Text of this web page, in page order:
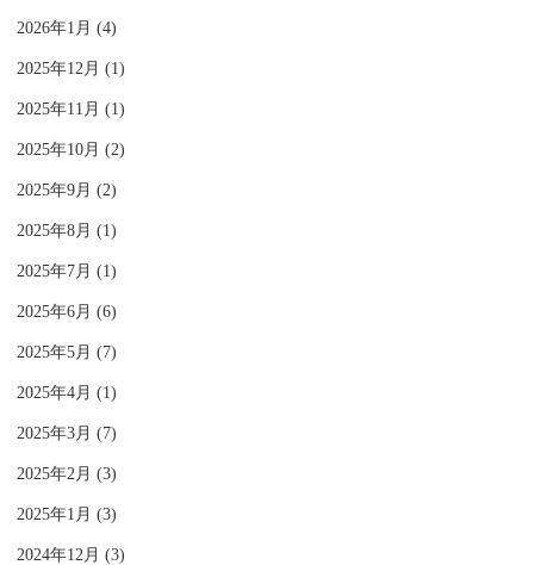
2026年1月 (4)
2025年12月 (1)
2025年11月 (1)
2025年10月 (2)
2025年9月 (2)
2025年8月 (1)
2025年7月 (1)
2025年6月 (6)
2025年5月 (7)
2025年4月 (1)
2025年3月 (7)
2025年2月 (3)
2025年1月 (3)
2024年12月 (3)